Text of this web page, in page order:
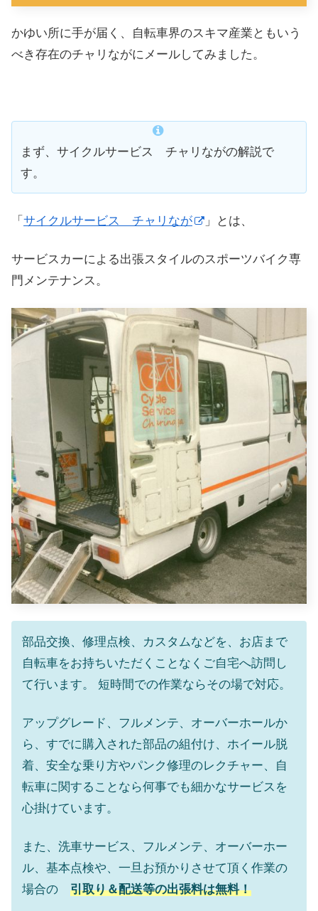
かゆい所に手が届く、自転車界のスキマ産業ともいう
べき存在のチャリながにメールしてみました。
まず、サイクルサービス チャリながの解説で
す。
「 サイクルサービス チャリなが 」とは、
サービスカーによる出張スタイルのスポーツバイク専
門メンテナンス。
部品交換、修理点検、カスタムなどを、お店まで
自転車をお持ちいただくことなくご自宅へ訪問し
て行います。 短時間での作業ならその場で対応。
アップグレード、フルメンテ、オーバーホールか
ら、すでに購入された部品の組付け、ホイール脱
着、安全な乗り方やパンク修理のレクチャー、自
転車に関することなら何事でも細かなサービスを
心掛けています。
また、洗車サービス、フルメンテ、オーバーホー
ル、基本点検や、一旦お預かりさせて頂く作業の
場合の 引取り＆配送等の出張料は無料！